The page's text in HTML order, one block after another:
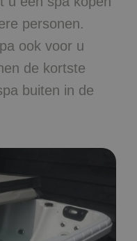
personen.
ook voor u
de kortste
buiten in de